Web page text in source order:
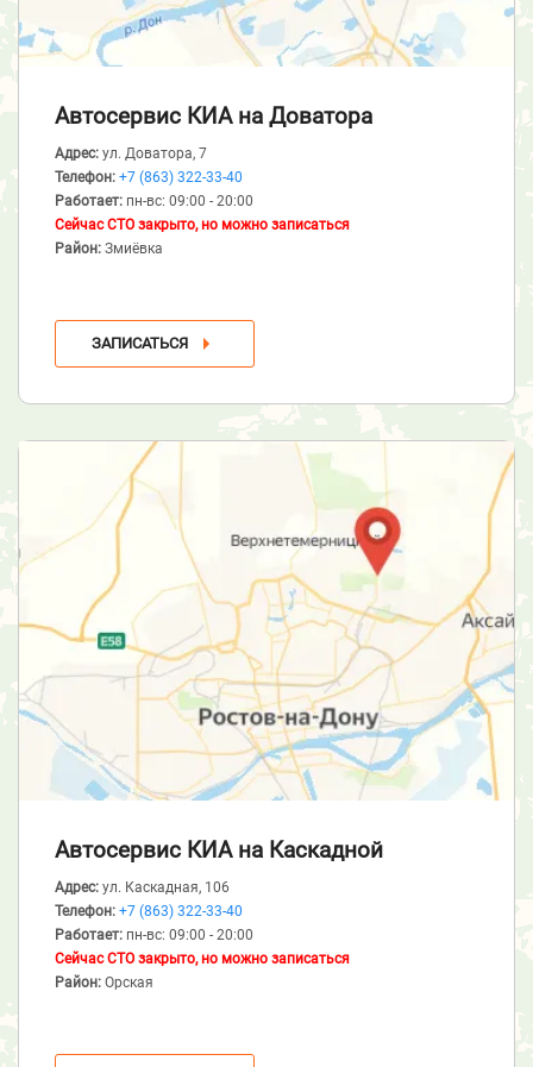
Автосервис КИА на Доватора
Адрес: ул. Доватора, 7
Телефон: +7 (863) 322-33-40
Работает: пн-вс: 09:00 - 20:00
Сейчас СТО закрыто, но можно записаться
Район: Змиёвка
ЗАПИСАТЬСЯ
Автосервис КИА на Каскадной
Адрес: ул. Каскадная, 106
Телефон: +7 (863) 322-33-40
Работает: пн-вс: 09:00 - 20:00
Сейчас СТО закрыто, но можно записаться
Район: Орская